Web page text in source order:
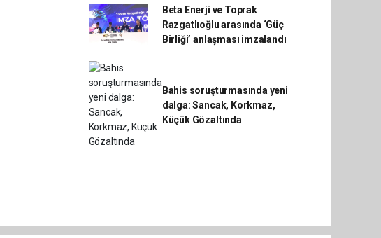
Beta Enerji ve Toprak
Razgatlıoğlu arasında ‘Güç
Birliği’ anlaşması imzalandı
Bahis soruşturmasında yeni
dalga: Sancak, Korkmaz,
Küçük Gözaltında